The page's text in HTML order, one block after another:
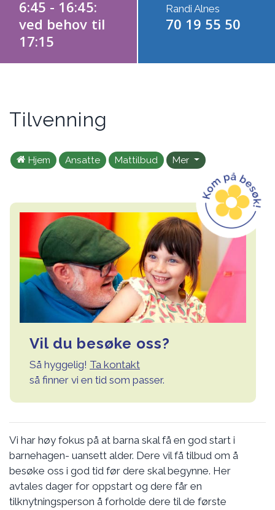
6:45 - 16:45:
ved behov til
17:15
Randi Alnes
70 19 55 50
Tilvenning
Hjem Ansatte Mattilbud Mer
Vil du besøke oss?
Så hyggelig! Ta kontakt
så finner vi en tid som passer.
Vi har høy fokus på at barna skal få en god start i
barnehagen- uansett alder. Dere vil få tilbud om å
besøke oss i god tid før dere skal begynne. Her
avtales dager for oppstart og dere får en
tilknytningsperson å forholde dere til de første